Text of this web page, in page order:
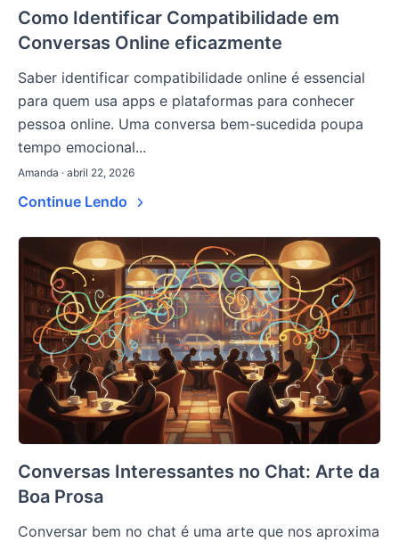
Como Identificar Compatibilidade em
Conversas Online eficazmente
Saber identificar compatibilidade online é essencial
para quem usa apps e plataformas para conhecer
pessoa online. Uma conversa bem-sucedida poupa
tempo emocional...
Amanda · abril 22, 2026
Continue Lendo
Conversas Interessantes no Chat: Arte da
Boa Prosa
Conversar bem no chat é uma arte que nos aproxima